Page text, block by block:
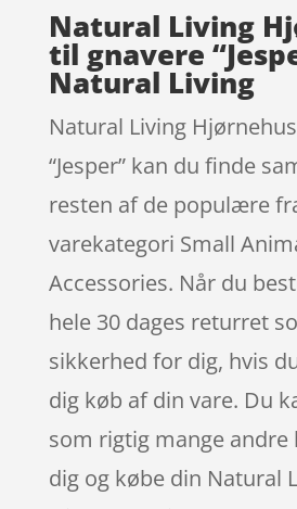
Natural Living
til gnavere
Natural Living
Natural Living
“Jesper” kan du finde
resten af de populære
varekategori Small
Accessories. Når du
hele 30 dages returret
sikkerhed for dig, hvis
dig køb af din vare. Du
som rigtig mange
dig og købe din Natural